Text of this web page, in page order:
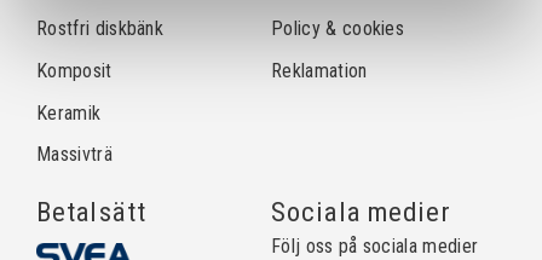
Rostfri diskbänk
Komposit
Keramik
Massivträ
Policy & cookies
Reklamation
Betalsätt Sociala medier
Följ oss på sociala medier